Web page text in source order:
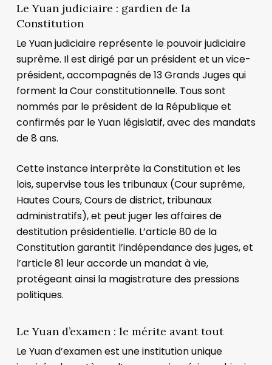
Le Yuan judiciaire : gardien de la
Constitution
Le Yuan judiciaire représente le pouvoir judiciaire
suprême. Il est dirigé par un président et un vice-
président, accompagnés de 13 Grands Juges qui
forment la Cour constitutionnelle. Tous sont
nommés par le président de la République et
confirmés par le Yuan législatif, avec des mandats
de 8 ans.
Cette instance interprète la Constitution et les
lois, supervise tous les tribunaux (Cour suprême,
Hautes Cours, Cours de district, tribunaux
administratifs), et peut juger les affaires de
destitution présidentielle. L’article 80 de la
Constitution garantit l’indépendance des juges, et
l’article 81 leur accorde un mandat à vie,
protégeant ainsi la magistrature des pressions
politiques.
Le Yuan d’examen : le mérite avant tout
Le Yuan d’examen est une institution unique